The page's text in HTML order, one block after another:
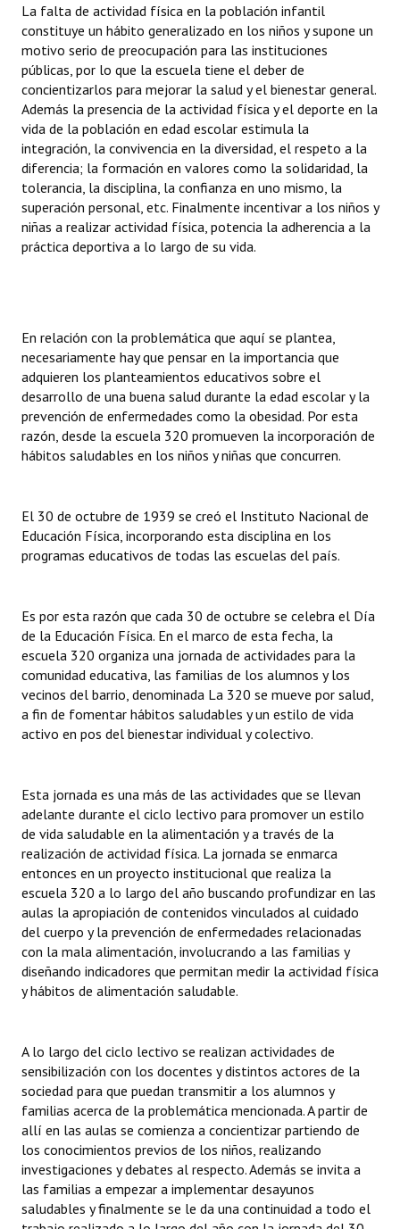
INSTITUCIONAL
Antiguos Pobladores
Noticias Destacadas
Registros y Distinciones
Datos Históricos
Premio al Mérito - Registro
Periodistas Decanos - Registro
Ciudadano Ilustre - Registro
Banca del Vecino - Registro
Huéspedes de Honor - Registro
Reconocimientos - Registro
Bariloche, Municipio intercultural
REFORMA DE LA CARTA ORGÁNICA
La falta de actividad física en la población infantil
constituye un hábito generalizado en los niños y supone un
motivo serio de preocupación para las instituciones
públicas, por lo que la escuela tiene el deber de
concientizarlos para mejorar la salud y el bienestar general.
Además la presencia de la actividad física y el deporte en la
vida de la población en edad escolar estimula la
integración, la convivencia en la diversidad, el respeto a la
diferencia; la formación en valores como la solidaridad, la
tolerancia, la disciplina, la confianza en uno mismo, la
superación personal, etc. Finalmente incentivar a los niños y
niñas a realizar actividad física, potencia la adherencia a la
práctica deportiva a lo largo de su vida.
En relación con la problemática que aquí se plantea,
necesariamente hay que pensar en la importancia que
adquieren los planteamientos educativos sobre el
desarrollo de una buena salud durante la edad escolar y la
prevención de enfermedades como la obesidad. Por esta
razón, desde la escuela 320 promueven la incorporación de
hábitos saludables en los niños y niñas que concurren.
El 30 de octubre de 1939 se creó el Instituto Nacional de
Educación Física, incorporando esta disciplina en los
programas educativos de todas las escuelas del país.
Es por esta razón que cada 30 de octubre se celebra el Día
de la Educación Física. En el marco de esta fecha, la
escuela 320 organiza una jornada de actividades para la
comunidad educativa, las familias de los alumnos y los
vecinos del barrio, denominada La 320 se mueve por salud,
a fin de fomentar hábitos saludables y un estilo de vida
activo en pos del bienestar individual y colectivo.
Esta jornada es una más de las actividades que se llevan
adelante durante el ciclo lectivo para promover un estilo
de vida saludable en la alimentación y a través de la
realización de actividad física. La jornada se enmarca
entonces en un proyecto institucional que realiza la
escuela 320 a lo largo del año buscando profundizar en las
aulas la apropiación de contenidos vinculados al cuidado
del cuerpo y la prevención de enfermedades relacionadas
con la mala alimentación, involucrando a las familias y
diseñando indicadores que permitan medir la actividad física
y hábitos de alimentación saludable.
A lo largo del ciclo lectivo se realizan actividades de
sensibilización con los docentes y distintos actores de la
sociedad para que puedan transmitir a los alumnos y
familias acerca de la problemática mencionada. A partir de
allí en las aulas se comienza a concientizar partiendo de
los conocimientos previos de los niños, realizando
investigaciones y debates al respecto. Además se invita a
las familias a empezar a implementar desayunos
saludables y finalmente se le da una continuidad a todo el